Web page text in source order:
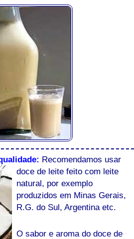
Recomendamos usar
doce de leite feito com leite
natural, por exemplo
produzidos em Minas Gerais,
R.G. do Sul, Argentina etc.
O sabor e aroma do doce de